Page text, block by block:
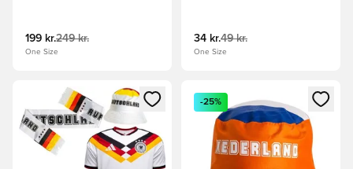
199 kr.249 kr.
One Size
34 kr.49 kr.
One Size
Åbner en Modal til at logge ind eller tilmelde dig som
Åbner en Modal til at logge
-25%